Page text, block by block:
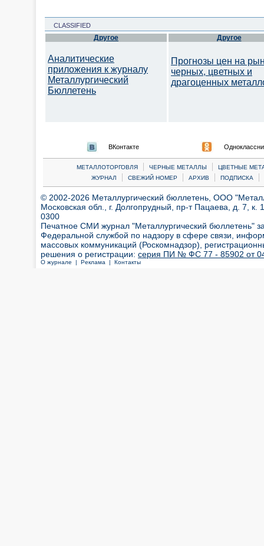
CLASSIFIED
Другое
Аналитические
приложения к журналу
Металлургический
Бюллетень
Другое
Прогнозы цен на
черных, цветных и
драгоценных
ВКонтакте
МЕТАЛЛОТОРГОВЛЯ | ЧЕРНЫЕ МЕТАЛЛЫ |
ЦВЕТНЫЕ
ЖУРНАЛ
| СВЕЖИЙ НОМЕР | АРХИВ | ПОДПИСКА |
© 2002-2026 Металлургический бюллетень, ООО
Московская обл., г. Долгопрудный, пр-т Пацаева, д. 7,
0300
Печатное СМИ журнал "Металлургический бюллетень"
Федеральной службой по надзору в сфере связи,
массовых коммуникаций (Роскомнадзор),
решения о регистрации: серия ПИ № ФС 77 - 85902 от 04
О журнале | Реклама | Контакты